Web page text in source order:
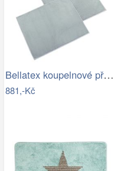
Bellatex koupelnové předložky BANYGOLD…
881,-Kč